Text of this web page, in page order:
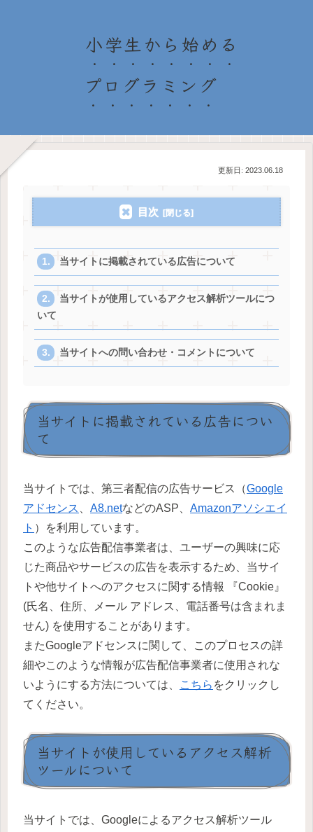
小学生から始める
プログラミング
2023.06.18
目次
当サイトに掲載されている広告について
当サイトが使用しているアクセス解析ツールにつ
いて
当サイトへの問い合わせ・コメントについて
当サイトに掲載されている広告につい
て
当サイトでは、第三者配信の広告サービス（Google
アドセンス
A8.netなどのASP、 Amazonアソシエイ
ト ）を利用しています。
このような広告配信事業者は、ユーザーの興味に応
じた商品やサービスの広告を表示するため、当サイ
トや他サイトへのアクセスに関する情報 『Cookie』
(氏名、住所、メール アドレス、電話番号は含まれま
せん) を使用することがあります。
またGoogleアドセンスに関して、このプロセスの詳
細やこのような情報が広告配信事業者に使用されな
いようにする方法については、
こちら をクリックし
てください。
当サイトが使用しているアクセス解析
ツールについて
当サイトでは、Googleによるアクセス解析ツール